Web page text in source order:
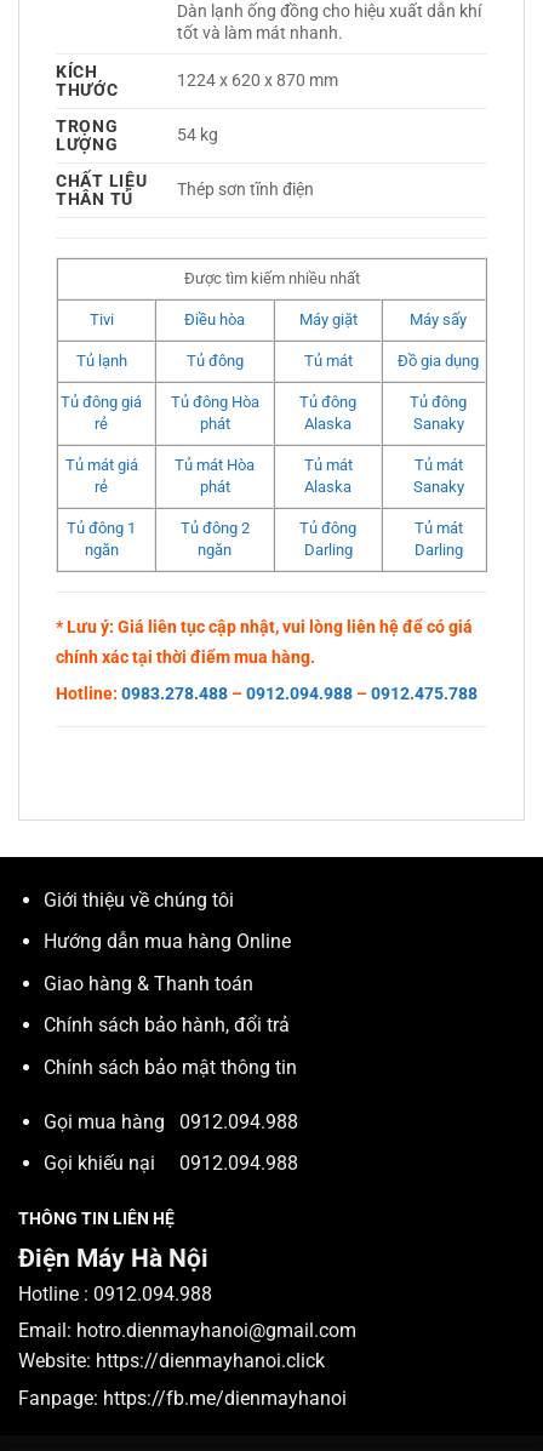
Dàn lạnh ống đồng cho hiệu xuất dẫn khí
tốt và làm mát nhanh.
KÍCH
THƯỚC
1224 x 620 x 870 mm
TRỌNG
LƯỢNG
54 kg
CHẤT LIỆU
THÂN TỦ
Thép sơn tĩnh điện
Được tìm kiếm nhiều nhất
Tivi Điều hòa Máy giặt Máy sấy
Tủ lạnh Tủ đông Tủ mát Đồ gia dụng
Tủ đông giá
rẻ
Tủ đông Hòa
phát
Tủ đông
Alaska
Tủ đông
Sanaky
Tủ mát giá
rẻ
Tủ mát Hòa
phát
Tủ mát
Alaska
Tủ mát
Sanaky
Tủ đông 1
ngăn
Tủ đông 2
ngăn
Tủ đông
Darling
Tủ mát
Darling
* Lưu ý: Giá liên tục cập nhật, vui lòng liên hệ để có giá
chính xác tại thời điểm mua hàng.
Hotline: 0983.278.488 –0912.094.988 –0912.475.788
Giới thiệu về chúng tôi
Hướng dẫn mua hàng Online
Giao hàng & Thanh toán
Chính sách bảo hành, đổi trả
Chính sách bảo mật thông tin
Gọi mua hàng 0912.094.988
Gọi khiếu nại 0912.094.988
THÔNG TIN LIÊN HỆ
Điện Máy Hà Nội
Hotline : 0912.094.988
Email: hotro.dienmayhanoi@gmail.com
Website: https://dienmayhanoi.click
Fanpage: https://fb.me/dienmayhanoi